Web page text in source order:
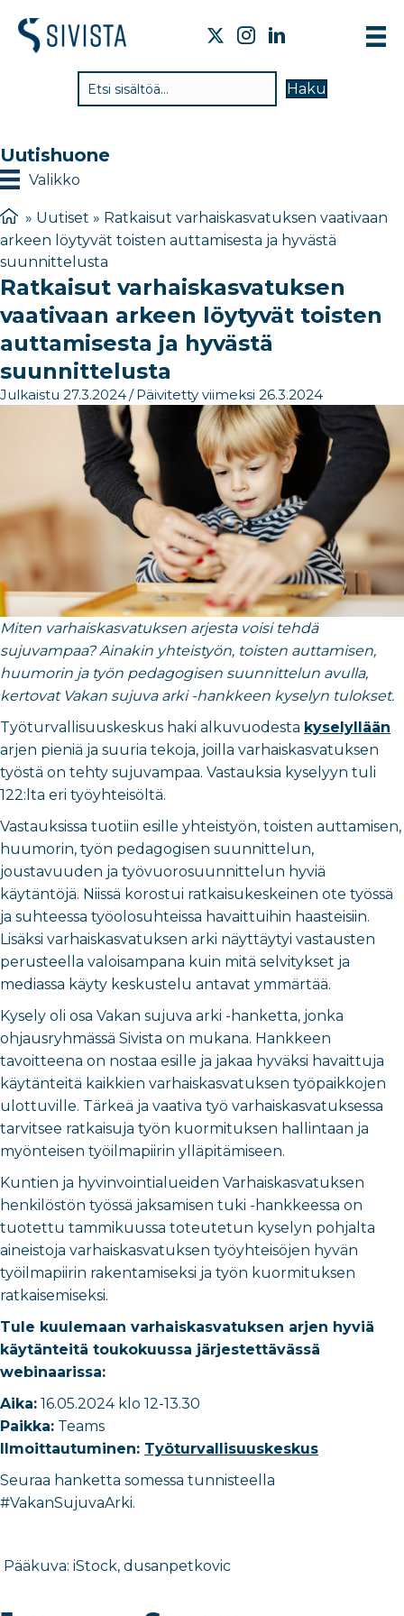
Haku
Uutishuone
Valikko
» Uutiset » Ratkaisut varhaiskasvatuksen vaativaan
arkeen löytyvät toisten auttamisesta ja hyvästä
suunnittelusta
Ratkaisut varhaiskasvatuksen
vaativaan arkeen löytyvät toisten
auttamisesta ja hyvästä
suunnittelusta
Julkaistu 27.3.2024/ Päivitetty viimeksi 26.3.2024
Miten varhaiskasvatuksen arjesta voisi tehdä
sujuvampaa? Ainakin yhteistyön, toisten auttamisen,
huumorin ja työn pedagogisen suunnittelun avulla,
kertovat Vakan sujuva arki -hankkeen kyselyn tulokset.
Työturvallisuuskeskus haki alkuvuodesta kyselyllään
arjen pieniä ja suuria tekoja, joilla varhaiskasvatuksen
työstä on tehty sujuvampaa. Vastauksia kyselyyn tuli
122:lta eri työyhteisöltä.
Vastauksissa tuotiin esille yhteistyön, toisten auttamisen,
huumorin, työn pedagogisen suunnittelun,
joustavuuden ja työvuorosuunnittelun hyviä
käytäntöjä. Niissä korostui ratkaisukeskeinen ote työssä
ja suhteessa työolosuhteissa havaittuihin haasteisiin.
Lisäksi varhaiskasvatuksen arki näyttäytyi vastausten
perusteella valoisampana kuin mitä selvitykset ja
mediassa käyty keskustelu antavat ymmärtää.
Kysely oli osa Vakan sujuva arki -hanketta, jonka
ohjausryhmässä Sivista on mukana. Hankkeen
tavoitteena on nostaa esille ja jakaa hyväksi havaittuja
käytänteitä kaikkien varhaiskasvatuksen työpaikkojen
ulottuville. Tärkeä ja vaativa työ varhaiskasvatuksessa
tarvitsee ratkaisuja työn kuormituksen hallintaan ja
myönteisen työilmapiirin ylläpitämiseen.
Kuntien ja hyvinvointialueiden Varhaiskasvatuksen
henkilöstön työssä jaksamisen tuki -hankkeessa on
tuotettu tammikuussa toteutetun kyselyn pohjalta
aineistoja varhaiskasvatuksen työyhteisöjen hyvän
työilmapiirin rakentamiseksi ja työn kuormituksen
ratkaisemiseksi.
Tule kuulemaan varhaiskasvatuksen arjen hyviä
käytänteitä toukokuussa järjestettävässä
webinaarissa:
Aika: 16.05.2024 klo 12-13.30
Paikka: Teams
Ilmoittautuminen: Työturvallisuuskeskus
Seuraa hanketta somessa tunnisteella
#VakanSujuvaArki.
Pääkuva: iStock, dusanpetkovic